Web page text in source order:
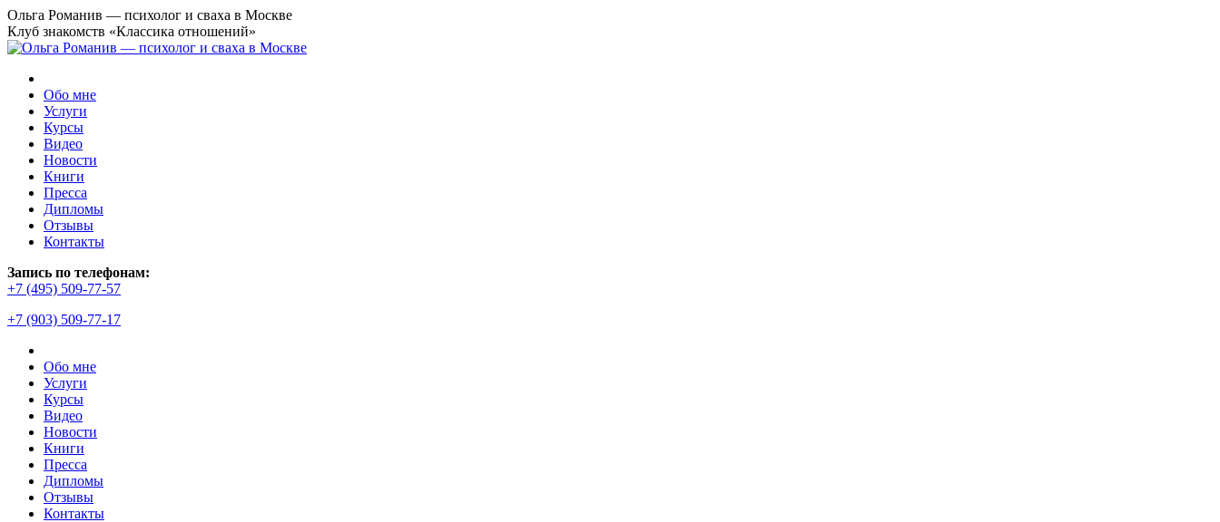
Перейти
к
содержанию
Ольга Романив — психолог и сваха в Москве
Клуб знакомств «Классика отношений»
Обо мне
Услуги
Курсы
Видео
Новости
Книги
Пресса
Дипломы
Отзывы
Контакты
Запись по телефонам:
+7 (495) 509-77-57
+7 (903) 509-77-17
Обо мне
Услуги
Курсы
Видео
Новости
Книги
Пресса
Дипломы
Отзывы
Контакты